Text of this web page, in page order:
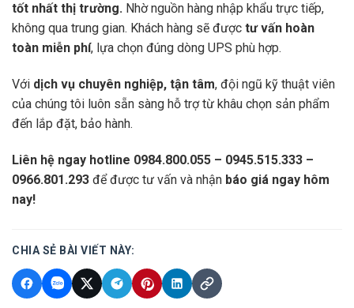
tốt nhất thị trường. Nhờ nguồn hàng nhập khẩu trực tiếp,
không qua trung gian. Khách hàng sẽ được tư vấn hoàn
toàn miễn phí, lựa chọn đúng dòng UPS phù hợp.
Với dịch vụ chuyên nghiệp, tận tâm, đội ngũ kỹ thuật viên
của chúng tôi luôn sẵn sàng hỗ trợ từ khâu chọn sản phẩm
đến lắp đặt, bảo hành.
Liên hệ ngay hotline 0984.800.055 – 0945.515.333 –
0966.801.293 để được tư vấn và nhận báo giá ngay hôm
nay!
CHIA SẺ BÀI VIẾT NÀY: